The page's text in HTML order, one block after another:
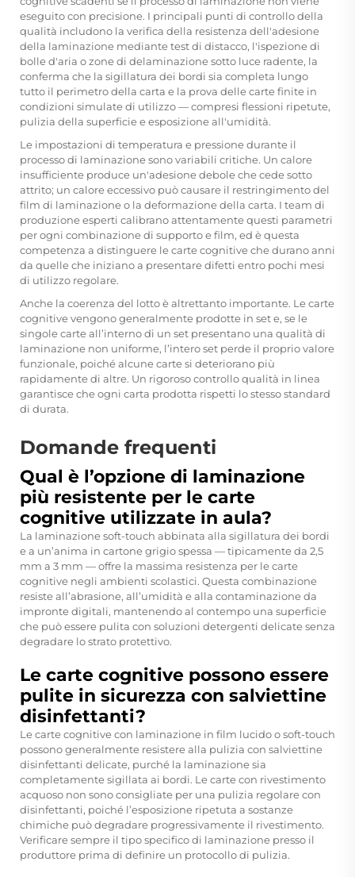
eseguito con precisione. I principali punti di controllo della
qualità includono la verifica della resistenza dell'adesione
della laminazione mediante test di distacco, l'ispezione di
bolle d'aria o zone di delaminazione sotto luce radente, la
conferma che la sigillatura dei bordi sia completa lungo
tutto il perimetro della carta e la prova delle carte finite in
condizioni simulate di utilizzo — compresi flessioni ripetute,
pulizia della superficie e esposizione all'umidità.
Le impostazioni di temperatura e pressione durante il
processo di laminazione sono variabili critiche. Un calore
insufficiente produce un'adesione debole che cede sotto
attrito; un calore eccessivo può causare il restringimento del
film di laminazione o la deformazione della carta. I team di
produzione esperti calibrano attentamente questi parametri
per ogni combinazione di supporto e film, ed è questa
competenza a distinguere le carte cognitive che durano anni
da quelle che iniziano a presentare difetti entro pochi mesi
di utilizzo regolare.
Anche la coerenza del lotto è altrettanto importante. Le carte
cognitive vengono generalmente prodotte in set e, se le
singole carte all’interno di un set presentano una qualità di
laminazione non uniforme, l’intero set perde il proprio valore
funzionale, poiché alcune carte si deteriorano più
rapidamente di altre. Un rigoroso controllo qualità in linea
garantisce che ogni carta prodotta rispetti lo stesso standard
di durata.
Domande frequenti
Qual è l’opzione di laminazione
più resistente per le carte
cognitive utilizzate in aula?
La laminazione soft-touch abbinata alla sigillatura dei bordi
e a un’anima in cartone grigio spessa — tipicamente da 2,5
mm a 3 mm — offre la massima resistenza per le carte
cognitive negli ambienti scolastici. Questa combinazione
resiste all’abrasione, all’umidità e alla contaminazione da
impronte digitali, mantenendo al contempo una superficie
che può essere pulita con soluzioni detergenti delicate senza
degradare lo strato protettivo.
Le carte cognitive possono essere
pulite in sicurezza con salviettine
disinfettanti?
Le carte cognitive con laminazione in film lucido o soft-touch
possono generalmente resistere alla pulizia con salviettine
disinfettanti delicate, purché la laminazione sia
completamente sigillata ai bordi. Le carte con rivestimento
acquoso non sono consigliate per una pulizia regolare con
disinfettanti, poiché l’esposizione ripetuta a sostanze
chimiche può degradare progressivamente il rivestimento.
Verificare sempre il tipo specifico di laminazione presso il
produttore prima di definire un protocollo di pulizia.